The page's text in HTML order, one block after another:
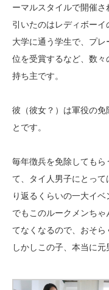
ーマルスタイルで開催
引いたのはレディボー
大学に通う学生で、プレ
位を受賞するなど、数
持ち主です。
彼（彼女？）は軍役の免
とです。
毎年徴兵を免除しても
て、タイ人男子にとって
り返るくらいの一大イベ
でもこのルークメンち
てなくなるので、おそら
しかしこの子、本当に元